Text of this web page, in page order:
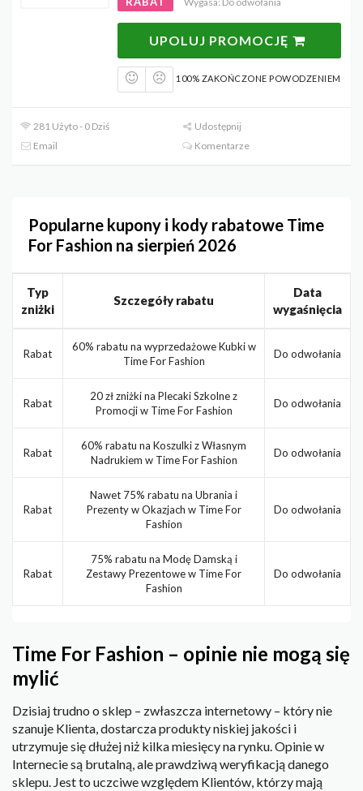
UPOLUJ PROMOCJĘ
100% ZAKOŃCZONE POWODZENIEM
281 Użyto - 0 Dziś
Udostępnij
Email
Komentarze
Popularne kupony i kody rabatowe Time
For Fashion na sierpień 2026
Typ
zniżki
Szczegóły rabatu
Data
wygaśnięcia
Rabat
60% rabatu na wyprzedażowe Kubki w
Time For Fashion
Do odwołania
Rabat
20 zł zniżki na Plecaki Szkolne z
Promocji w Time For Fashion
Do odwołania
Rabat
60% rabatu na Koszulki z Własnym
Nadrukiem w Time For Fashion
Do odwołania
Rabat
Nawet 75% rabatu na Ubrania i
Prezenty w Okazjach w Time For
Fashion
Do odwołania
Rabat
75% rabatu na Modę Damską i
Zestawy Prezentowe w Time For
Fashion
Do odwołania
Time For Fashion – opinie nie mogą się
mylić
Dzisiaj trudno o sklep – zwłaszcza internetowy – który nie
szanuje Klienta, dostarcza produkty niskiej jakości i
utrzymuje się dłużej niż kilka miesięcy na rynku. Opinie w
Internecie są brutalną, ale prawdziwą weryfikacją danego
sklepu. Jest to uczciwe względem Klientów, którzy mają